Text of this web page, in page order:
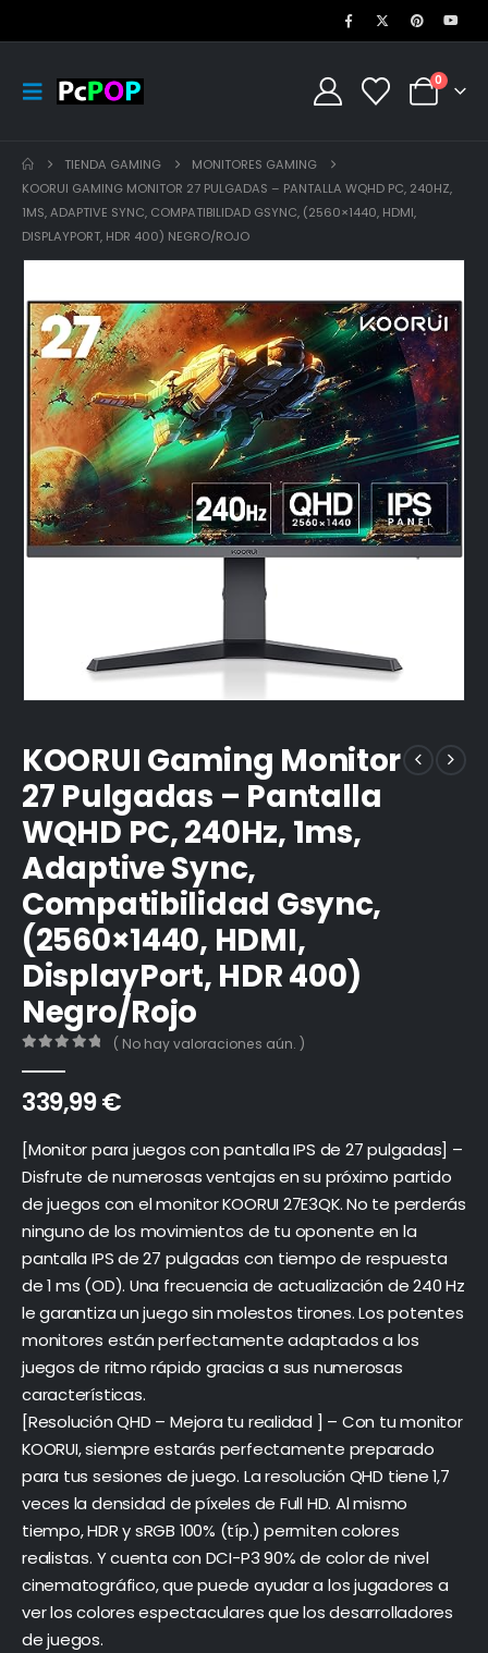
0
TIENDA GAMING
MONITORES GAMING
KOORUI GAMING MONITOR 27 PULGADAS – PANTALLA WQHD PC, 240HZ,
1MS, ADAPTIVE SYNC, COMPATIBILIDAD GSYNC, (2560×1440, HDMI,
DISPLAYPORT, HDR 400) NEGRO/ROJO
KOORUI Gaming Monitor
27 Pulgadas – Pantalla
WQHD PC, 240Hz, 1ms,
Adaptive Sync,
Compatibilidad Gsync,
(2560×1440, HDMI,
DisplayPort, HDR 400)
Negro/Rojo
( No hay valoraciones aún. )
339,99€
[Monitor para juegos con pantalla IPS de 27 pulgadas] –
Disfrute de numerosas ventajas en su próximo partido
de juegos con el monitor KOORUI 27E3QK. No te perderás
ninguno de los movimientos de tu oponente en la
pantalla IPS de 27 pulgadas con tiempo de respuesta
de 1 ms (OD). Una frecuencia de actualización de 240 Hz
le garantiza un juego sin molestos tirones. Los potentes
monitores están perfectamente adaptados a los
juegos de ritmo rápido gracias a sus numerosas
características.
[Resolución QHD – Mejora tu realidad ] – Con tu monitor
KOORUI, siempre estarás perfectamente preparado
para tus sesiones de juego. La resolución QHD tiene 1,7
veces la densidad de píxeles de Full HD. Al mismo
tiempo, HDR y sRGB 100% (típ.) permiten colores
realistas. Y cuenta con DCI-P3 90% de color de nivel
cinematográfico, que puede ayudar a los jugadores a
ver los colores espectaculares que los desarrolladores
de juegos.